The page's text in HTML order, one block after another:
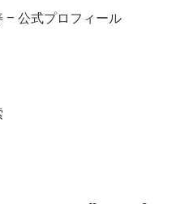
– 公式プロフィール